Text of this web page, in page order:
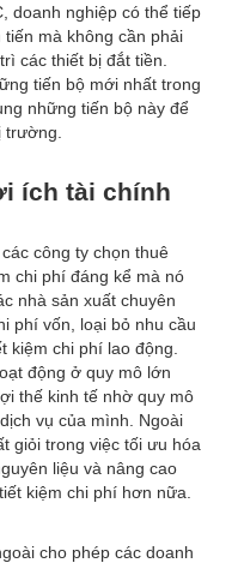
doanh nghiệp có thể tiếp
mà không cần phải
các thiết bị đắt tiền.
tiến bộ mới nhất trong
những tiến bộ này để
ích tài chính
công ty chọn thuê
chi phí đáng kể mà nó
nhà sản xuất chuyên
phí vốn, loại bỏ nhu cầu
kiệm chi phí lao động.
động ở quy mô lớn
thế kinh tế nhờ quy mô
vụ của mình. Ngoài
giỏi trong việc tối ưu hóa
liệu và nâng cao
kiệm chi phí hơn nữa.
cho phép các doanh